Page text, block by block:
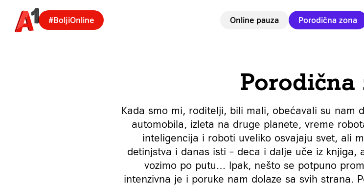
#BoljiOnline Online pauza Porodična zona
Porodična
Kada smo mi, roditelji, bili mali, obećavali su nam
automobila, izleta na druge planete, vreme
inteligencija i roboti uveliko osvajaju svet, ali
detinjstva i danas isti – deca i dalje uče iz
vozimo po putu… Ipak, nešto se potpuno
intenzivna je i poruke nam dolaze sa svih strana.